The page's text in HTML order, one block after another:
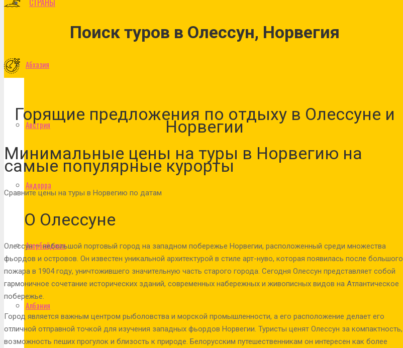
СТРАНЫ
Абхазия
Австрия
Андорра
Азербайджан
Албания
Поиск туров в Олессун, Норвегия
Горящие предложения по отдыху в Олессуне и
Норвегии
Минимальные цены на туры в Норвегию на
самые популярные курорты
Сравните цены на туры в Норвегию по датам
О Олессуне
Олессун — небольшой портовый город на западном побережье Норвегии, расположенный среди множества
фьордов и островов. Он известен уникальной архитектурой в стиле арт-нуво, которая появилась после большого
пожара в 1904 году, уничтожившего значительную часть старого города. Сегодня Олессун представляет собой
гармоничное сочетание исторических зданий, современных набережных и живописных видов на Атлантическое
побережье.
Город является важным центром рыболовства и морской промышленности, а его расположение делает его
отличной отправной точкой для изучения западных фьордов Норвегии. Туристы ценят Олессун за компактность,
возможность пеших прогулок и близость к природе. Белорусским путешественникам он интересен как более